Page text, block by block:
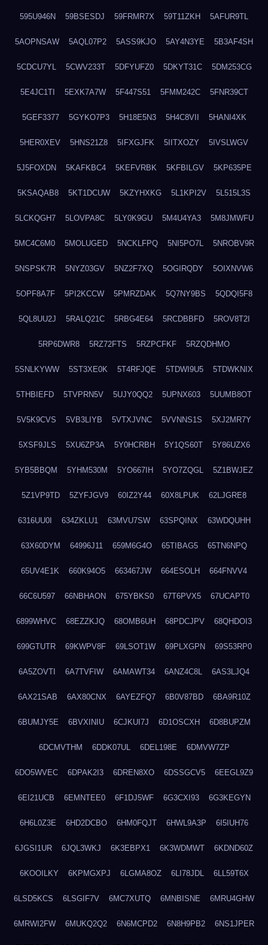
595U946N 59BSESDJ 59FRMR7X 59T11ZKH 5AFUR9TL
5AOPNSAW 5AQL07P2 5ASS9KJO 5AY4N3YE 5B3AF4SH
5CDCU7YL 5CWV233T 5DFYUFZ0 5DKYT31C 5DM253CG
5E4JC1TI 5EXK7A7W 5F447S51 5FMM242C 5FNR39CT
5GEF3377 5GYKO7P3 5H18E5N3 5H4C8VII 5HANI4XK
5HER0XEV 5HNS21Z8 5IFXGJFK 5IITXOZY 5IVSLWGV
5J5FOXDN 5KAFKBC4 5KEFVRBK 5KFBILGV 5KP635PE
5KSAQAB8 5KT1DCUW 5KZYHXKG 5L1KPI2V 5L515L3S
5LCKQGH7 5LOVPA8C 5LY0K9GU 5M4U4YA3 5M8JMWFU
5MC4C6M0 5MOLUGED 5NCKLFPQ 5NI5PO7L 5NROBV9R
5NSPSK7R 5NYZ03GV 5NZ2F7XQ 5OGIRQDY 5OIXNVW6
5OPF8A7F 5PI2KCCW 5PMRZDAK 5Q7NY9BS 5QDQI5F8
5QL8UU2J 5RALQ21C 5RBG4E64 5RCDBBFD 5ROV8T2I
5RP6DWR8 5RZ72FTS 5RZPCFKF 5RZQDHMO
5SNLKYWW 5ST3XE0K 5T4RFJQE 5TDWI9U5 5TDWKNIX
5THBIEFD 5TVPRN5V 5UJY0QQ2 5UPNX603 5UUMB8OT
5V5K9CVS 5VB3LIYB 5VTXJVNC 5VVNNS1S 5XJ2MR7Y
5XSF9JLS 5XU6ZP3A 5Y0HCRBH 5Y1QS60T 5Y86UZX6
5YB5BBQM 5YHM530M 5YO667IH 5YO7ZQGL 5Z1BWJEZ
5Z1VP9TD 5ZYFJGV9 60IZ2Y44 60X8LPUK 62LJGRE8
6316UU0I 634ZKLU1 63MVU7SW 63SPQINX 63WDQUHH
63X60DYM 64996J11 659M6G4O 65TIBAG5 65TN6NPQ
65UV4E1K 660K94O5 663467JW 664ESOLH 664FNVV4
66C6U597 66NBHAON 675YBKS0 67T6PVX5 67UCAPT0
6899WHVC 68EZZKJQ 68OMB6UH 68PDCJPV 68QHDOI3
699GTUTR 69KWPV8F 69LSOT1W 69PLXGPN 69S53RP0
6A5ZOVTI 6A7TVFIW 6AMAWT34 6ANZ4C8L 6AS3LJQ4
6AX21SAB 6AX80CNX 6AYEZFQ7 6B0V87BD 6BA9R10Z
6BUMJY5E 6BVXINIU 6CJKUI7J 6D1OSCXH 6D8BUPZM
6DCMVTHM 6DDK07UL 6DEL198E 6DMVW7ZP
6DO5WVEC 6DPAK2I3 6DREN8XO 6DSSGCV5 6EEGL9Z9
6EI21UCB 6EMNTEE0 6F1DJ5WF 6G3CXI93 6G3KEGYN
6H6L0Z3E 6HD2DCBO 6HM0FQJT 6HWL9A3P 6I5IUH76
6JGSI1UR 6JQL3WKJ 6K3EBPX1 6K3WDMWT 6KDND60Z
6KOOILKY 6KPMGXPJ 6LGMA8OZ 6LI78JDL 6LL59T6X
6LSD5KCS 6LSGIF7V 6MC7XUTQ 6MNBISNE 6MRU4GHW
6MRWI2FW 6MUKQ2Q2 6N6MCPD2 6N8H9PB2 6NS1JPER